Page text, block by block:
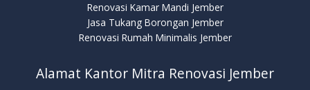
Renovasi Kamar Mandi Jember
Jasa Tukang Borongan Jember
Renovasi Rumah Minimalis Jember
Alamat Kantor Mitra Renovasi Jember